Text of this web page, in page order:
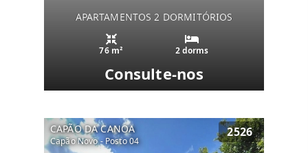
APARTAMENTOS 2 DORMITÓRIOS
76 m² 2 dorms
Consulte-nos
CAPÃO DA CANOA
Capão Novo - Posto 04
2526